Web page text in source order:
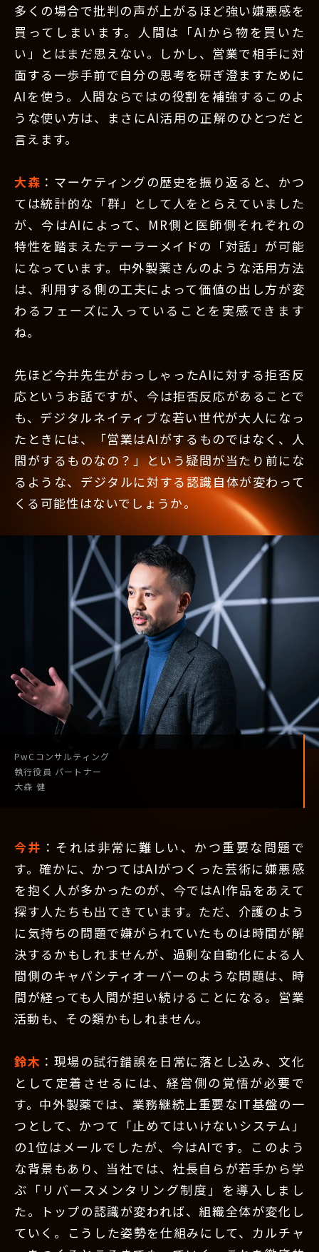
多くの場合で批判の声が上がるほど強い嫌悪感を
買ってしまいます。人間は「AIから物を買いた
い」とはまだ思えない。しかし、営業で相手に対
面する一歩手前で自分の思考を研ぎ澄ますために
AIを使う。人間ならではの役割を補強するこのよ
うな使い方は、まさにAI活用の正解のひとつだと
言えます。
大森 ：マーケティングの歴史を振り返ると、かつ
ては統計的な「群」として人をとらえていました
が、今はAIによって、MR側と医師側それぞれの
特性を踏まえたテーラーメイドの「対話」が可能
になっています。中外製薬さんのような活用方法
は、利用する側の工夫によって価値の出し方が変
わるフェーズに入っていることを実感できます
ね。
先ほど今井先生がおっしゃったAIに対する拒否反
応というお話ですが、今は拒否反応があることで
も、デジタルネイティブな若い世代が大人になっ
たときには、「営業はAIがするものではなく、人
間がするものなの？」という疑問が当たり前にな
るような、デジタルに対する認識自体が変わって
くる可能性はないでしょうか。
PwCコンサルティング
執行役員 パートナー
大森 健
今井 ：それは非常に難しい、かつ重要な問題で
す。確かに、かつてはAIがつくった芸術に嫌悪感
を抱く人が多かったのが、今ではAI作品をあえて
探す人たちも出てきています。ただ、介護のよう
に気持ちの問題で嫌がられていたものは時間が解
決するかもしれませんが、過剰な自動化による人
間側のキャパシティオーバーのような問題は、時
間が経っても人間が担い続けることになる。営業
活動も、その類かもしれません。
鈴木 ：現場の試行錯誤を日常に落とし込み、文化
として定着させるには、経営側の覚悟が必要で
す。中外製薬では、業務継続上重要なIT基盤の一
つとして、かつて「止めてはいけないシステム」
の1位はメールでしたが、今はAIです。このよう
な背景もあり、当社では、社長自らが若手から学
ぶ「リバースメンタリング制度」を導入しまし
た。トップの認識が変われば、組織全体が変化し
ていく。こうした姿勢を仕組みにして、カルチャ